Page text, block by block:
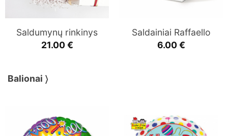
Saldumynų rinkinys
21.00€
Saldainiai Raffaello
6.00€
Balionai 〉